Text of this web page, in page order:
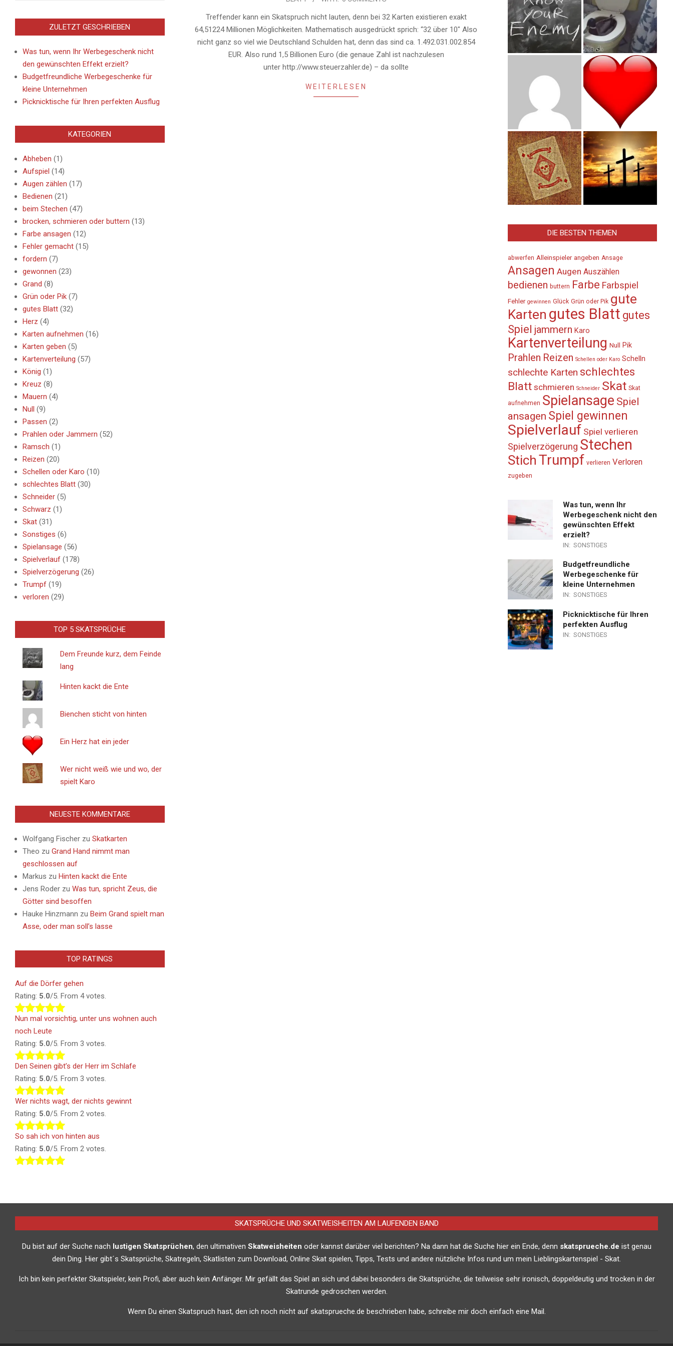
Treffender kann ein Skatspruch nicht lauten, denn bei 32 Karten existieren exakt
64,51224 Millionen Möglichkeiten. Mathematisch ausgedrückt sprich: “32 über 10″ Also
nicht ganz so viel wie Deutschland Schulden hat, denn das sind ca. 1.492.031.002.854
EUR. Also rund 1,5 Billionen Euro (die genaue Zahl ist nachzulesen
unter http://www.steuerzahler.de) – da sollte
WEITERLESEN
ZULETZT GESCHRIEBEN
Was tun, wenn Ihr Werbegeschenk nicht
den gewünschten Effekt erzielt?
Budgetfreundliche Werbegeschenke für
kleine Unternehmen
Picknicktische für Ihren perfekten Ausflug
KATEGORIEN
Abheben (1)
Aufspiel (14)
Augen zählen (17)
Bedienen (21)
beim Stechen (47)
brocken, schmieren oder buttern (13)
Farbe ansagen (12)
Fehler gemacht (15)
fordern (7)
gewonnen (23)
Grand (8)
Grün oder Pik (7)
gutes Blatt (32)
Herz (4)
Karten aufnehmen (16)
Karten geben (5)
Kartenverteilung (57)
König (1)
Kreuz (8)
Mauern (4)
Null (9)
Passen (2)
Prahlen oder Jammern (52)
Ramsch (1)
Reizen (20)
Schellen oder Karo (10)
schlechtes Blatt (30)
Schneider (5)
Schwarz (1)
Skat (31)
Sonstiges (6)
Spielansage (56)
Spielverlauf (178)
Spielverzögerung (26)
Trumpf (19)
verloren (29)
TOP 5 SKATSPRÜCHE
Dem Freunde kurz, dem Feinde
lang
Hinten kackt die Ente
Bienchen sticht von hinten
Ein Herz hat ein jeder
Wer nicht weiß wie und wo, der
spielt Karo
NEUESTE KOMMENTARE
Wolfgang Fischer zu Skatkarten
Theo zu Grand Hand nimmt man
geschlossen auf
Markus zu Hinten kackt die Ente
Jens Roder zu Was tun, spricht Zeus, die
Götter sind besoffen
Hauke Hinzmann zu Beim Grand spielt man
Asse, oder man soll’s lasse
TOP RATINGS
Auf die Dörfer gehen
Rating: 5.0/5. From 4 votes.
Nun mal vorsichtig, unter uns wohnen auch
noch Leute
Rating: 5.0/5. From 3 votes.
Den Seinen gibt’s der Herr im Schlafe
Rating: 5.0/5. From 3 votes.
Wer nichts wagt, der nichts gewinnt
Rating: 5.0/5. From 2 votes.
So sah ich von hinten aus
Rating: 5.0/5. From 2 votes.
DIE BESTEN THEMEN
abwerfen Alleinspieler angeben Ansage
Ansagen Augen Auszählen
bedienen buttern Farbe Farbspiel
Fehler gewinnen Glück Grün oder Pik gute
Karten gutes Blatt gutes
Spiel jammern Karo
Kartenverteilung Null Pik
Prahlen Reizen Schellen oder Karo Schelln
schlechte Karten schlechtes
Blatt schmieren Schneider Skat Skat
aufnehmen Spielansage Spiel
ansagen Spiel gewinnen
Spielverlauf Spiel verlieren
Spielverzögerung Stechen
Stich Trumpf verlieren Verloren
zugeben
Was tun, wenn Ihr
Werbegeschenk nicht den
gewünschten Effekt
erzielt?
IN: SONSTIGES
Budgetfreundliche
Werbegeschenke für
kleine Unternehmen
IN: SONSTIGES
Picknicktische für Ihren
perfekten Ausflug
IN: SONSTIGES
SKATSPRÜCHE UND SKATWEISHEITEN AM LAUFENDEN BAND
Du bist auf der Suche nach lustigen Skatsprüchen, den ultimativen Skatweisheiten oder kannst darüber viel berichten? Na dann hat die Suche hier ein Ende, denn skatsprueche.de ist genau
dein Ding. Hier gibt´s Skatsprüche, Skatregeln, Skatlisten zum Download, Online Skat spielen, Tipps, Tests und andere nützliche Infos rund um mein Lieblingskartenspiel - Skat.
Ich bin kein perfekter Skatspieler, kein Profi, aber auch kein Anfänger. Mir gefällt das Spiel an sich und dabei besonders die Skatsprüche, die teilweise sehr ironisch, doppeldeutig und trocken in der
Skatrunde gedroschen werden.
Wenn Du einen Skatspruch hast, den ich noch nicht auf skatsprueche.de beschrieben habe, schreibe mir doch einfach eine Mail.